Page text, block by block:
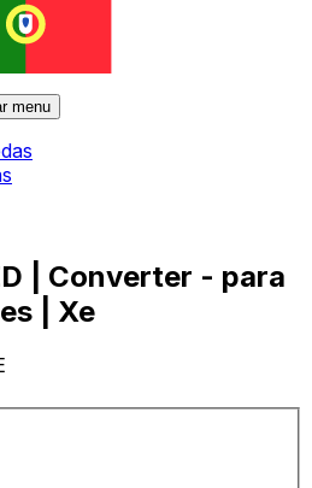
menu
| Converter - para
| Xe